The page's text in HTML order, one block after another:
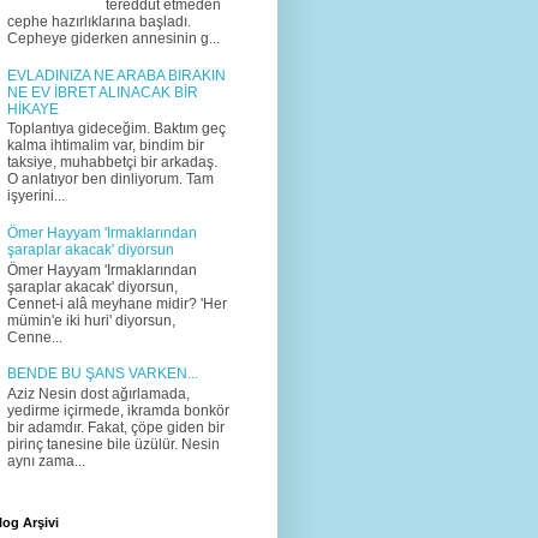
tereddüt etmeden
cephe hazırlıklarına başladı.
Cepheye giderken annesinin g...
EVLADINIZA NE ARABA BIRAKIN
NE EV İBRET ALINACAK BİR
HİKAYE
Toplantıya gideceğim. Baktım geç
kalma ihtimalim var, bindim bir
taksiye, muhabbetçi bir arkadaş.
O anlatıyor ben dinliyorum. Tam
işyerini...
Ömer Hayyam 'Irmaklarından
şaraplar akacak' diyorsun
Ömer Hayyam 'Irmaklarından
şaraplar akacak' diyorsun,
Cennet-i alâ meyhane midir? 'Her
mümin'e iki huri' diyorsun,
Cenne...
BENDE BU ŞANS VARKEN...
Aziz Nesin dost ağırlamada,
yedirme içirmede, ikramda bonkör
bir adamdır. Fakat, çöpe giden bir
pirinç tanesine bile üzülür. Nesin
aynı zama...
Arşivi